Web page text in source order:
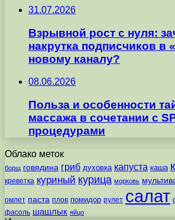
31.07.2026
Взрывной рост с нуля:
накрутка подписчиков в
новому каналу?
08.06.2026
Польза и особенности
массажа в сочетании с
процедурами
Облако меток
борщ говядина гриб духовка капуста каша
креветка куриный курица морковь
омлет паста плов помидор рулет салат
фасоль шашлык яйцо